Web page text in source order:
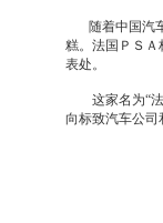
随着中国汽车
糕。法国ＰＳＡ
表处。
这家名为“法
向标致汽车公司